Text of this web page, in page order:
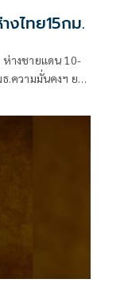
งไทย15กม.
ห่างชายแดน 10-
.ความมั่นคงฯ ยก
ผนพิทักษ์พื้นที่ส่วน
มพิกัด